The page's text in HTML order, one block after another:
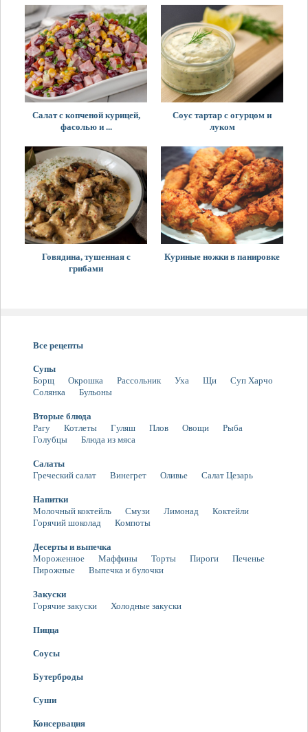
Салат с копченой курицей,
фасолью и ...
Соус тартар с огурцом и
луком
Говядина, тушенная с
грибами
Куриные ножки в панировке
Все рецепты
Супы
Борщ
Окрошка Рассольник Уха Щи
Суп Харчо
Солянка
Бульоны
Вторые блюда
Рагу
Котлеты Гуляш Плов Овощи
Рыба
Голубцы
Блюда из мяса
Салаты
Греческий салат
Винегрет Оливье Салат Цезарь
Напитки
Молочный коктейль
Смузи Лимонад
Коктейли
Горячий шоколад
Компоты
Десерты и выпечка
Мороженное
Маффины Торты Пироги
Печенье
Пирожные
Выпечка и булочки
Закуски
Горячие закуски
Холодные закуски
Пицца
Соусы
Бутерброды
Суши
Консервация